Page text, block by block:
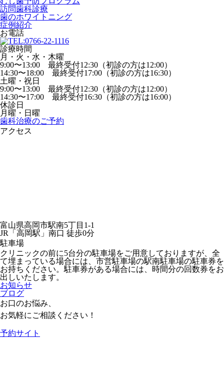
訪問歯科診療
歯のホワイトニング
症例紹介
お電話
診療時間
月・火・水・木曜
9:00〜13:00 最終受付12:30（初診の方は12:00）
14:30〜18:00 最終受付17:00（初診の方は16:30）
土曜・祝日
9:00〜13:00 最終受付12:30（初診の方は12:00）
14:30〜17:00 最終受付16:30（初診の方は16:00）
休診日
月曜・日曜
歯科治療のご予約
アクセス
富山県高岡市駅南5丁目1-1
JR「高岡駅」南口 徒歩0分
駐車場
クリニックの前に5台分の駐車場をご用意しておりますが、全
て埋まっている場合には、市営駐車場の駅南駐車場の駐車券を
お持ちください。駐車券がある場合には、時間分の回数券をお
出しいたします。
お知らせ
ブログ
お口のお悩み、
お気軽にご相談ください！
予約サイト